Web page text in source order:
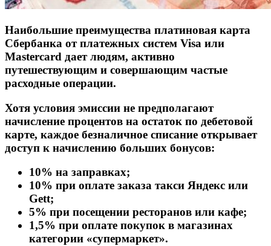
Наибольшие преимущества платиновая карта
Сбербанка от платежных систем Visa или
Mastercard дает людям, активно
путешествующим и совершающим частые
расходные операции.
Хотя условия эмиссии не предполагают
начисление процентов на остаток по дебетовой
карте, каждое безналичное списание открывает
доступ к начислению больших бонусов:
10% на заправках;
10% при оплате заказа такси Яндекс или
Gett;
5% при посещении ресторанов или кафе;
1,5% при оплате покупок в магазинах
категории «супермаркет».